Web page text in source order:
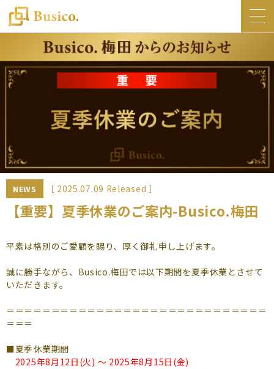
Busico.について
Busico.銀座
料金・サービス
お知らせ
NEWS
Busico.通信
よくあるご質問
NEWS ［ 2025.07.09 Released ］
【重要】夏季休業のご案内-Busico.梅田
平素は格別のご愛顧を賜り、厚く御礼申し上げます。
誠に勝手ながら、Busico.梅田では以下期間を夏季休業とさせて
いただきます。
＝＝＝＝＝＝＝＝＝＝＝＝＝＝＝＝＝＝＝＝＝＝＝＝＝＝＝＝＝
＝＝＝
■夏季休業期間
2025年8月12日(火) ～ 2025年8月15日(金)